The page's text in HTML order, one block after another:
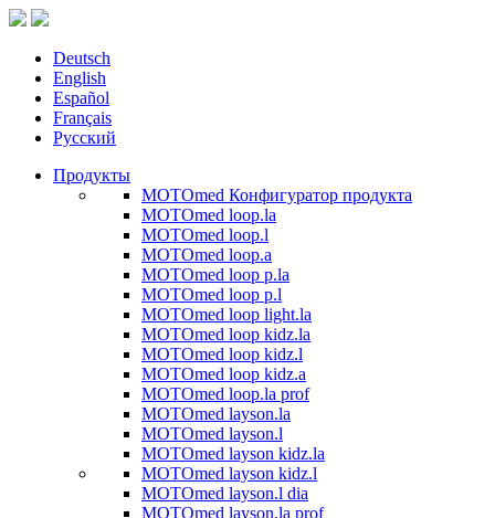
Deutsch
English
Español
Français
Русский
Продукты
MOTOmed Конфигуратор продукта
MOTOmed loop.la
MOTOmed loop.l
MOTOmed loop.a
MOTOmed loop p.la
MOTOmed loop p.l
MOTOmed loop light.la
MOTOmed loop kidz.la
MOTOmed loop kidz.l
MOTOmed loop kidz.a
MOTOmed loop.la prof
MOTOmed layson.la
MOTOmed layson.l
MOTOmed layson kidz.la
MOTOmed layson kidz.l
MOTOmed layson.l dia
MOTOmed layson.la prof